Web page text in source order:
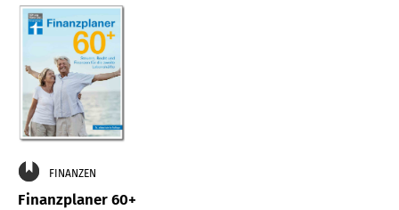
FINANZEN
Finanzplaner 60+